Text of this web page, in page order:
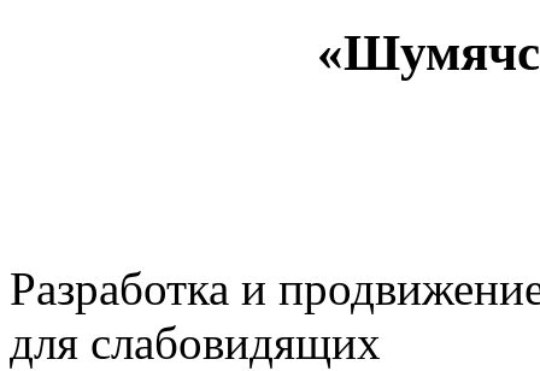
Разработка и
для слабовидящих